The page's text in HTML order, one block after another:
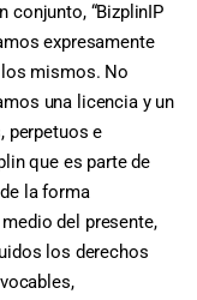
conjunto, “BizplinIP
expresamente
mismos. No
una licencia y un
perpetuos e
que es parte de
la forma
del presente,
los derechos